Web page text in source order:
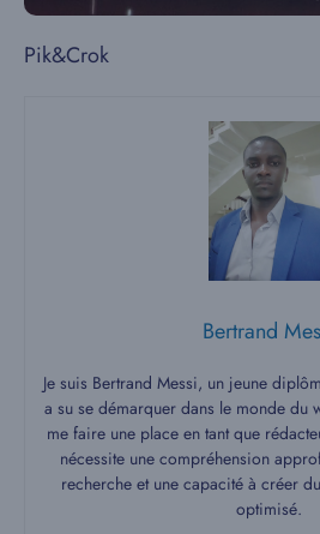
Pik&Crok
Bertrand
Je suis Bertrand Messi, un jeune
a su se démarquer dans le monde du
me faire une place en tant que
nécessite une compréhension
recherche et une capacité à créer
optimisé.